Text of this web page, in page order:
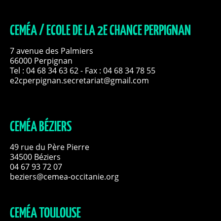
CEMÉA / ECOLE DE LA 2E CHANCE PERPIGNAN
7 avenue des Palmiers
66000 Perpignan
Tel : 04 68 34 63 62- Fax : 04 68 34 78 55
e2cperpignan.secretariat@gmail.com
CEMÉA BÉZIERS
49 rue du Père Pierre
34500 Béziers
04 67 93 72 07
beziers@cemea-occitanie.org
CEMÉA TOULOUSE